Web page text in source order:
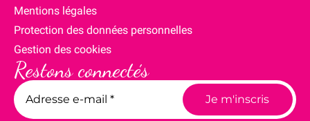
Mentions légales
Protection des données personnelles
Gestion des cookies
Restons connectés